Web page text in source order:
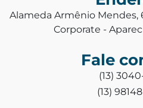
Alameda Armênio Mendes,
Corporate -
Fale
(13)
(13)